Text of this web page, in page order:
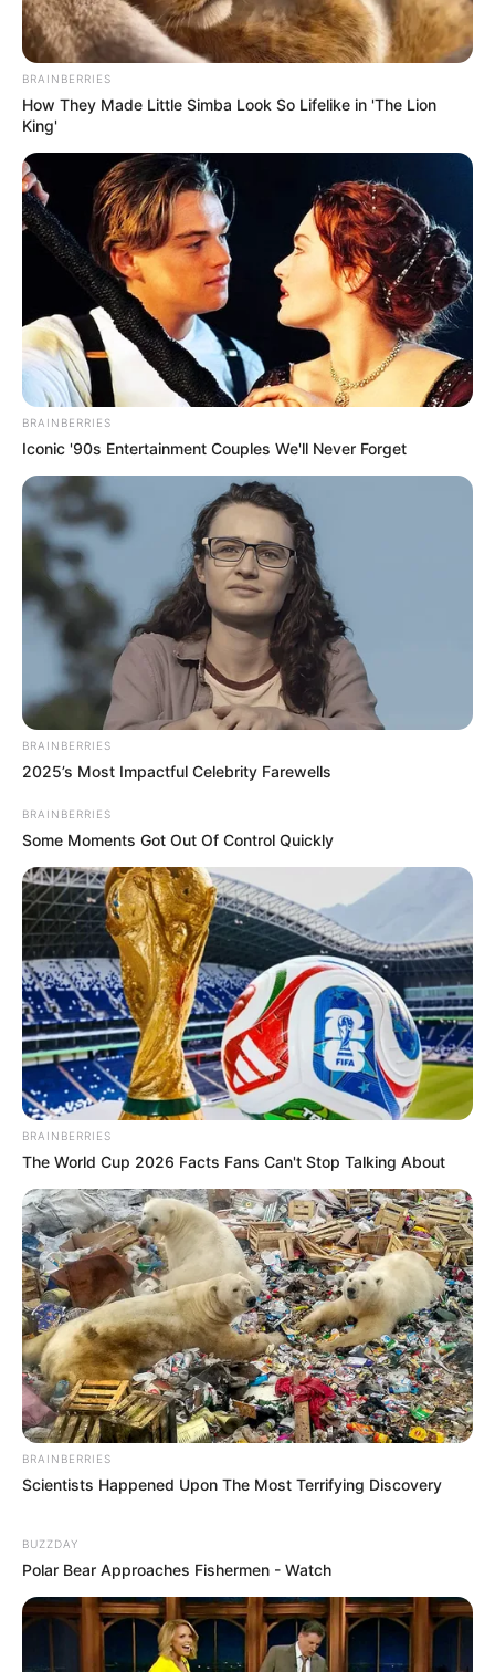
A este ritmo, Musk podría terminar como el
primer magnate tecnológico del mundo en
hacer que los viajes espaciales y las
controversias deportivas se apresuren a su
parte.
Estén atentos, amigos. Este podría ser el
desarrollo más entretenido de 2025
BRAINBERRIES
How They Made Little Simba Look So Lifelike in 'The Lion
King'
BRAINBERRIES
Iconic '90s Entertainment Couples We'll Never Forget
BRAINBERRIES
2025’s Most Impactful Celebrity Farewells
BRAINBERRIES
Some Moments Got Out Of Control Quickly
BRAINBERRIES
The World Cup 2026 Facts Fans Can't Stop Talking About
BRAINBERRIES
Scientists Happened Upon The Most Terrifying Discovery
BUZZDAY
Polar Bear Approaches Fishermen - Watch